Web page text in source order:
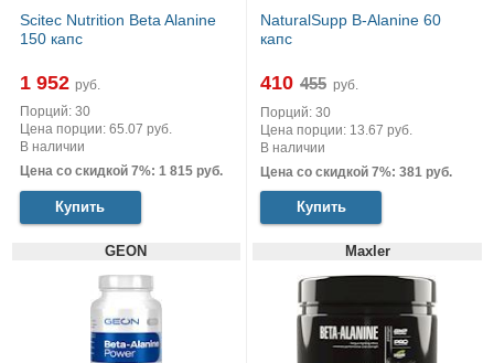
Scitec Nutrition Beta Alanine
150 капс
1 952 руб.
Порций: 30
Цена порции: 65.07 руб.
В наличии
Цена со скидкой 7%: 1 815 руб.
Купить
NaturalSupp B-Alanine 60
капс
410
руб.
Порций: 30
Цена порции: 13.67 руб.
В наличии
Цена со скидкой 7%: 381 руб.
Купить
GEON Maxler